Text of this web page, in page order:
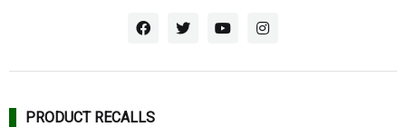
PRODUCT RECALLS